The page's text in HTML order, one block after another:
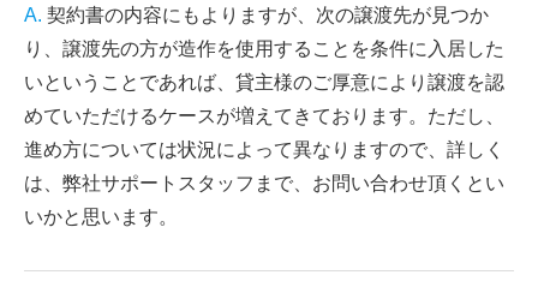
契約書の内容にもよりますが、次の譲渡先が見つか
り、譲渡先の方が造作を使用することを条件に入居した
いということであれば、貸主様のご厚意により譲渡を認
めていただけるケースが増えてきております。ただし、
進め方については状況によって異なりますので、詳しく
は、弊社サポートスタッフまで、お問い合わせ頂くとい
いかと思います。